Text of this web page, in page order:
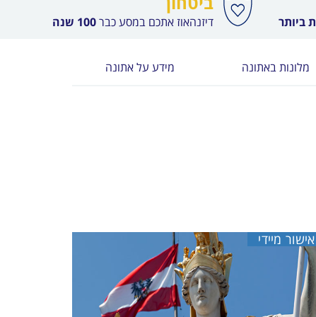
ביותר דיזנהאוז אתכם במסע כבר100 שנה
מלונות באתונה מידע על אתונה
אישור מיידי